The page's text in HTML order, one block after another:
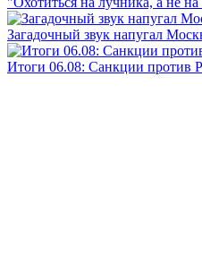
Загадочный звук напугал
Итоги 06.08: Санкции против